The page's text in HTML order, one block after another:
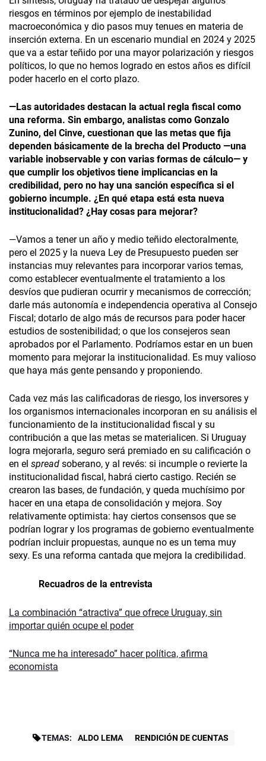
riesgos en términos por ejemplo de inestabilidad
macroeconómica y dio pasos muy tenues en materia de
inserción externa. En un escenario mundial en 2024 y 2025
que va a estar teñido por una mayor polarización y riesgos
políticos, lo que no hemos logrado en estos años es difícil
poder hacerlo en el corto plazo.
—Las autoridades destacan la actual regla fiscal como
una reforma. Sin embargo, analistas como Gonzalo
Zunino, del Cinve, cuestionan que las metas que fija
dependen básicamente de la brecha del Producto —una
variable inobservable y con varias formas de cálculo— y
que cumplir los objetivos tiene implicancias en la
credibilidad, pero no hay una sanción específica si el
gobierno incumple. ¿En qué etapa está esta nueva
institucionalidad? ¿Hay cosas para mejorar?
—Vamos a tener un año y medio teñido electoralmente,
pero el 2025 y la nueva Ley de Presupuesto pueden ser
instancias muy relevantes para incorporar varios temas,
como establecer eventualmente el tratamiento a los
desvíos que pudieran ocurrir y mecanismos de corrección;
darle más autonomía e independencia operativa al Consejo
Fiscal; dotarlo de algo más de recursos para poder hacer
estudios de sostenibilidad; o que los consejeros sean
aprobados por el Parlamento. Podríamos estar en un buen
momento para mejorar la institucionalidad. Es muy valioso
que haya más gente pensando y proponiendo.
Cada vez más las calificadoras de riesgo, los inversores y
los organismos internacionales incorporan en su análisis el
funcionamiento de la institucionalidad fiscal y su
contribución a que las metas se materialicen. Si Uruguay
logra mejorarla, seguro será premiado en su calificación o
en el spread soberano, y al revés: si incumple o revierte la
institucionalidad fiscal, habrá cierto castigo. Recién se
crearon las bases, de fundación, y queda muchísimo por
hacer en una etapa de consolidación y mejora. Soy
relativamente optimista: hay ciertos consensos que se
podrían lograr y los programas de gobierno eventualmente
podrían incluir propuestas, aunque no es un tema muy
sexy. Es una reforma cantada que mejora la credibilidad.
Recuadros de la entrevista
La combinación “atractiva” que ofrece Uruguay, sin
importar quién ocupe el poder
“Nunca me ha interesado” hacer política, afirma
economista
TEMAS: ALDO LEMA RENDICIÓN DE CUENTAS